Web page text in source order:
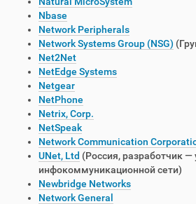
Nbase
Network Peripherals
Network Systems Group (NSG)
Net2Net
NetEdge Systems
Netgear
NetPhone
Netrix, Corp.
NetSpeak
Network Communication
UNet, Ltd (Россия, разработчик —
инфокоммуникационной сети)
Newbridge Networks
Network General